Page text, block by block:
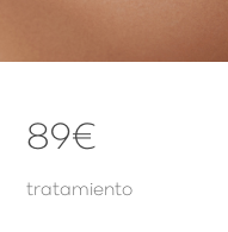
89€
tratamiento